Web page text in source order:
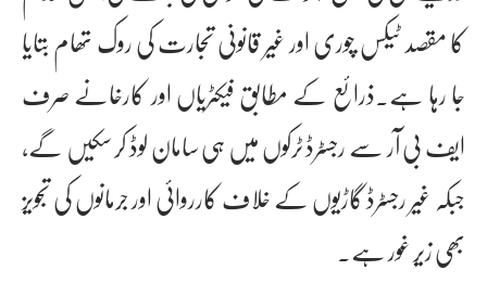
کا مقصد ٹیکس چوری اور غیر قانونی تجارت کی روک تھام بتایا
جا رہا ہے۔ذرائع کے مطابق فیکٹریاں اور کارخانے صرف
ایف بی آر سے رجسٹرڈ ٹرکوں میں ہی سامان لوڈ کر سکیں گے،
جبکہ غیر رجسٹرڈ گاڑیوں کے خلاف کارروائی اور جرمانوں کی تجویز
بھی زیر غور ہے۔